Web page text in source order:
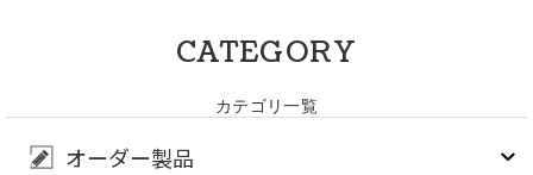
CATEGORY
カテゴリ一覧
オーダー製品